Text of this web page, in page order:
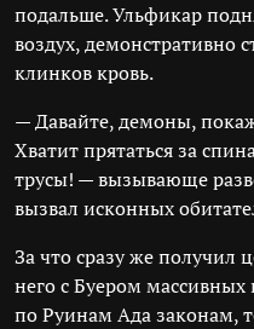
подальше. Ульфикар
воздух, демонстративно
клинков кровь.
— Давайте, демоны,
Хватит прятаться за
трусы! — вызывающе
вызвал исконных
За что сразу же получил
него с Буером
по Руинам Ада законам,